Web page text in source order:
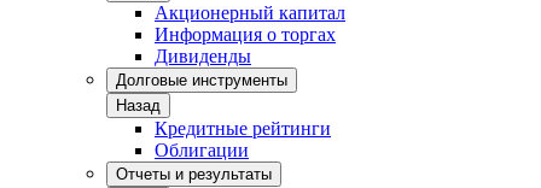
Акционерный капитал
Информация о торгах
Дивиденды
Долговые инструменты
Назад
Кредитные рейтинги
Облигации
Отчеты и результаты